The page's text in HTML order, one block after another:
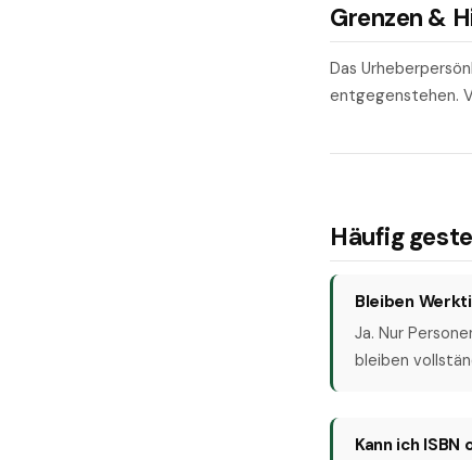
Grenzen &
Das
entgegenstehen.
Häufig
Bleiben
Ja. Nur
bleiben
Kann ich